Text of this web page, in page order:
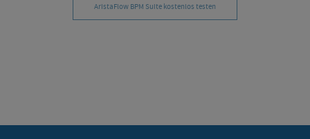
AristaFlow BPM Suite kostenlos testen